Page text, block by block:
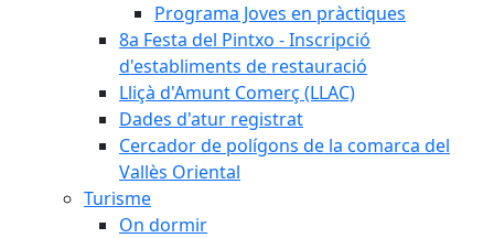
Programa Joves en pràctiques
8a Festa del Pintxo - Inscripció
d'establiments de restauració
Lliçà d'Amunt Comerç (LLAC)
Dades d'atur registrat
Cercador de polígons de la comarca del
Vallès Oriental
Turisme
On dormir